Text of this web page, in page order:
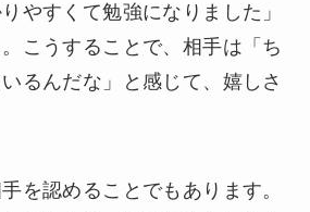
やすくて勉強になりました」
こうすることで、相手は「ち
るんだな」と感じて、嬉しさ
を認めることでもあります。